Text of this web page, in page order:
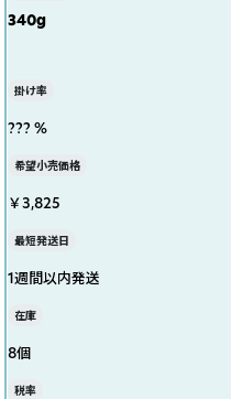
340g
掛け率
??? %
希望小売価格
￥3,825
最短発送日
1週間以内発送
在庫
8個
税率